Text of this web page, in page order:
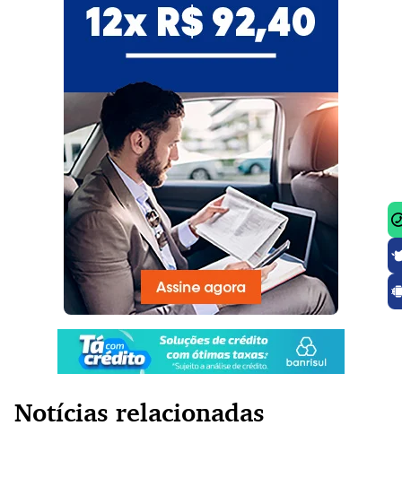
Notícias relacionadas